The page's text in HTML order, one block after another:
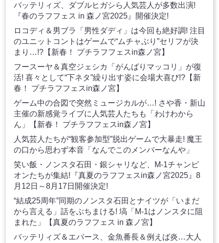
バッテリィズ、ダブルヒガシら人気芸人が多数出演!
『春のラフフェス in 森ノ宮2025』開催決定!
ロコディ＆男ブラ「男性ダディ」は今回も絶好調! 注目
のユニットコントはゲームで“ムチャぶり”セリフが決
まり…!?【新春！ プチラフフェスin森ノ宮】
フースーヤ＆真空ジェシカ「がんばりマッコリ」が復
活! 喜々として“下ネタ”繰り出す姿に会場大喜び!?【新
春！ プチラフフェスin森ノ宮】
ゲーム中の合図で突然ミュージカルが…! さや香・新山
主催の新感覚ライブに人気芸人たちも「わけわから
ん」【新春！ プチラフフェスin森ノ宮】
人気芸人たちが“観客参加型”脱出ゲームで大暴走! 魔王
の口から思わず本音「なんでこのメンバーなんや」
笑い飯・ノンスタ石田・銀シャリなど、M-1チャンピ
オンたちが集結!『真夏のラフフェスin森ノ宮2025』8
月12日～8月17日開催決定!
“結成25周年”同期のノンスタ石田とナイツが「いまだ
から言える」話をぶちまける! 塙「M-1はノンスタに阻
まれた」【真夏のラフフェス in 森ノ宮】
バッテリィズ＆エバース、金魚番長＆例えば炎…大人